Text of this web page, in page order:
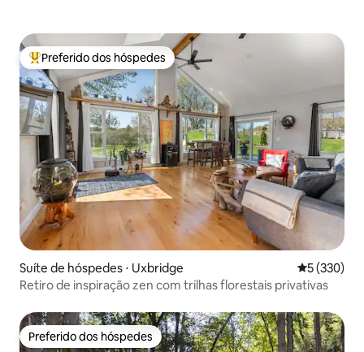
Entre os melhores preferidos dos hóspedes
Preferido dos hóspedes
Suíte de hóspedes ⋅ Uxbridge 5 de uma
5 (330)
Retiro de inspiração zen com trilhas florestais privativas
Preferido dos hóspedes
Preferido dos hóspedes